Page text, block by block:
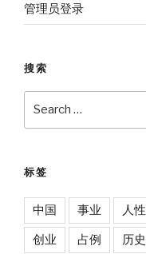
管理员登录
搜索
标签
中国 事业 人性
创业 占例 历史